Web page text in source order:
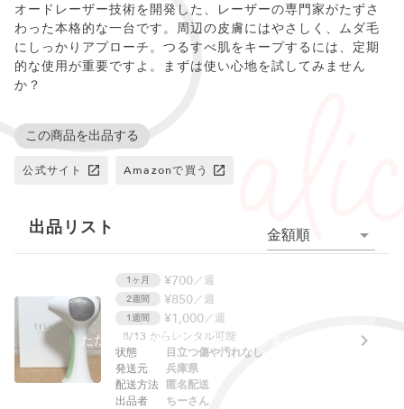
オードレーザー技術を開発した、レーザーの専門家がたずさ
わった本格的な一台です。周辺の皮膚にはやさしく、ムダ毛
にしっかりアプローチ。つるすべ肌をキープするには、定期
的な使用が重要ですよ。まずは使い心地を試してみません
この商品を出品する
公式サイト Amazonで買う
出品リスト 金額順
ただいまこの商品はレンタルできません
1ヶ月 ¥700／週
2週間 ¥850／週
1週間 ¥1,000／週
8/13 からレンタル可能
状態
発送元
配送方法
出品者
目立つ傷や汚れなし
兵庫県
匿名配送
ちーさん